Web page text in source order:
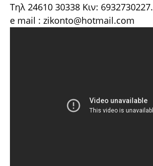
Τηλ 24610 30338 Κιν: 6932730227.
e mail : zikonto@hotmail.com